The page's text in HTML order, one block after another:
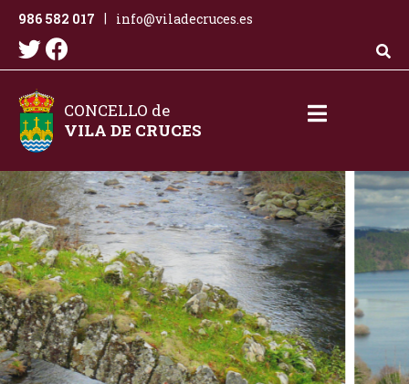
986 582 017 info@viladecruces.es
CONCELLO de
VILA DE CRUCES